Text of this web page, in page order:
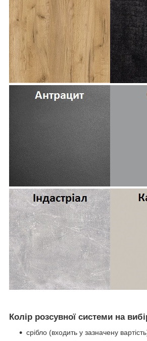
Колір розсувної системи на
срібло (входить у зазначену